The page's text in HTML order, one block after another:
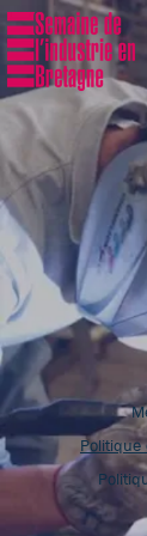
Politique